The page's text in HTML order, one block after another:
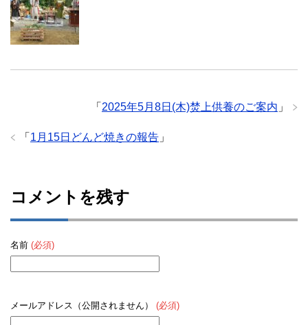
「 2025年5月8日(木)焚上供養のご案内 」
「 1月15日どんど焼きの報告 」
コメントを残す
名前 (必須)
メールアドレス（公開されません） (必須)